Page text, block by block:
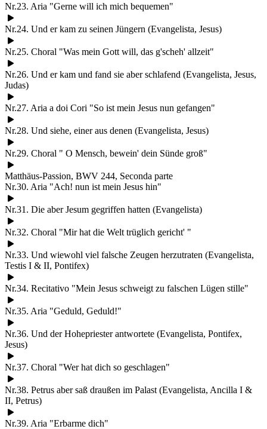
Nr.23. Aria "Gerne will ich mich bequemen"
Nr.24. Und er kam zu seinen Jüngern (Evangelista, Jesus)
Nr.25. Choral "Was mein Gott will, das g'scheh' allzeit"
Nr.26. Und er kam und fand sie aber schlafend (Evangelista, Jesus,
Judas)
Nr.27. Aria a doi Cori "So ist mein Jesus nun gefangen"
Nr.28. Und siehe, einer aus denen (Evangelista, Jesus)
Nr.29. Choral " O Mensch, bewein' dein Sünde groß"
Matthäus-Passion, BWV 244, Seconda parte
Nr.30. Aria "Ach! nun ist mein Jesus hin"
Nr.31. Die aber Jesum gegriffen hatten (Evangelista)
Nr.32. Choral "Mir hat die Welt trüglich gericht' "
Nr.33. Und wiewohl viel falsche Zeugen herzutraten (Evangelista,
Testis I & II, Pontifex)
Nr.34. Recitativo "Mein Jesus schweigt zu falschen Lügen stille"
Nr.35. Aria "Geduld, Geduld!"
Nr.36. Und der Hohepriester antwortete (Evangelista, Pontifex,
Jesus)
Nr.37. Choral "Wer hat dich so geschlagen"
Nr.38. Petrus aber saß draußen im Palast (Evangelista, Ancilla I &
II, Petrus)
Nr.39. Aria "Erbarme dich"